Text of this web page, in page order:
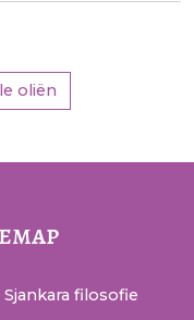
oliën
Sjankara filosofie